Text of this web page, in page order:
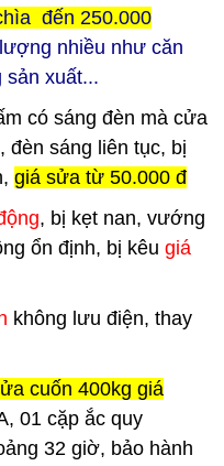
đến 250.000
nhiều như căn
sản xuất...
có sáng đèn mà cửa
đèn sáng liên tục, bị
giá sửa từ 50.000 đ
, bị kẹt nan, vướng
ổn định, bị kêu giá
không lưu điện, thay
cuốn 400kg giá
01 cặp ắc quy
32 giờ, bảo hành